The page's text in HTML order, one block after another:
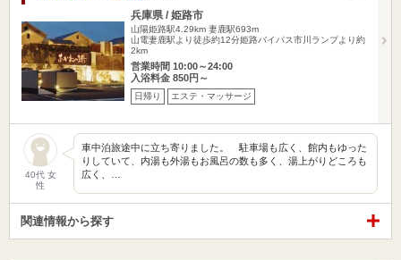
兵庫県 / 姫路市
山陽姫路駅4.29km 妻鹿駅693m
山電妻鹿駅より徒歩約12分姫路バイパス市川ランプより約
2km
営業時間 10:00～24:00
入浴料金 850円～
日帰り エステ・マッサージ
40代 女
性
車中泊旅途中に立ち寄りました。 駐車場も広く、館内もゆった
りしていて、内湯も外湯もお風呂の数も多く、湯上がりどころも
広く、…
関連情報から探す